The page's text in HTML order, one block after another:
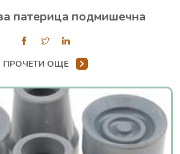
патерица подмишечна
ПРОЧЕТИ ОЩЕ